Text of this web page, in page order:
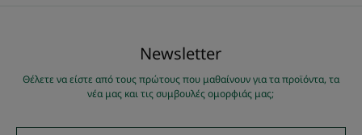
Νewsletter
Θέλετε να είστε από τους πρώτους που μαθαίνουν για τα προϊόντα, τα
νέα μας και τις συμβουλές ομορφιάς μας;